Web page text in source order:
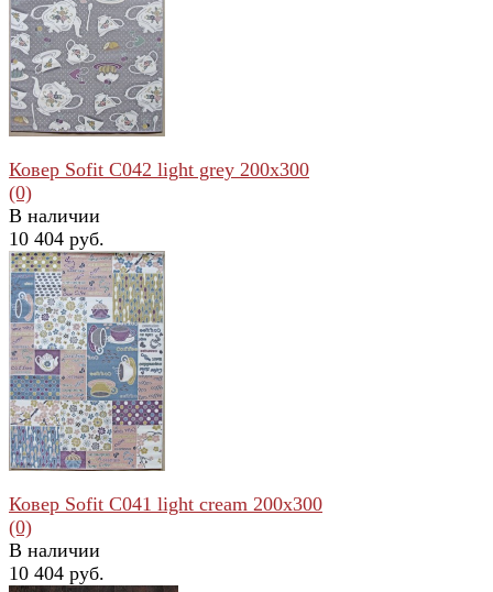
избранное сравнить
избранное сравнить
Ковер Sofit C042 light grey 200x300
(0)
В наличии
10 404 руб.
Ковер Sofit C041 light cream 200x300
(0)
В наличии
10 404 руб.